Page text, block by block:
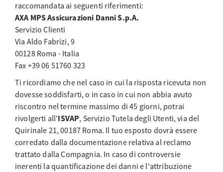
raccomandata ai seguenti riferimenti:
AXA MPS Assicurazioni Danni S.p.A.
Servizio Clienti
Via Aldo Fabrizi, 9
00128 Roma - Italia
Fax +39 06 51760 323
Ti ricordiamo che nel caso in cui la risposta ricevuta non
dovesse soddisfarti, o in caso in cui non abbia avuto
riscontro nel termine massimo di 45 giorni, potrai
rivolgerti all'ISVAP, Servizio Tutela degli Utenti, via del
Quirinale 21, 00187 Roma. Il tuo esposto dovrà essere
corredato dalla documentazione relativa al reclamo
trattato dalla Compagnia. In caso di controversie
inerenti la quantificazione dei danni e l'attribuzione